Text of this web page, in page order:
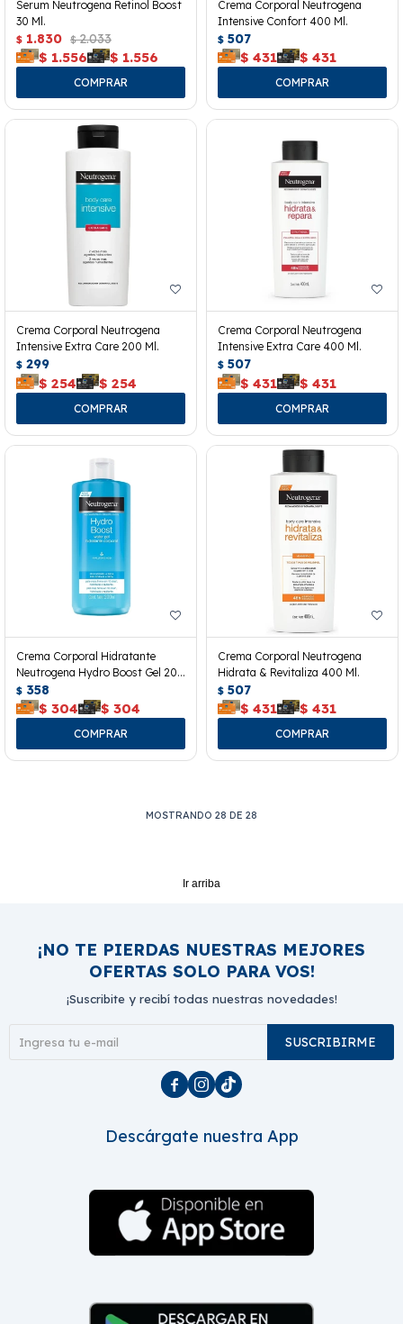
Serum Neutrogena Retinol Boost
30 Ml.
$ 1.830 $ 2.033
$ 1.556 $ 1.556
Crema Corporal Neutrogena
Intensive Confort 400 Ml.
$ 507
$ 431 $ 431
Crema Corporal Neutrogena
Intensive Extra Care 200 Ml.
$ 299
$ 254 $ 254
Crema Corporal Neutrogena
Intensive Extra Care 400 Ml.
$ 507
$ 431 $ 431
Crema Corporal Hidratante
Neutrogena Hydro Boost Gel 200
Ml.
$ 358
$ 304 $ 304
Crema Corporal Neutrogena
Hidrata & Revitaliza 400 Ml.
$ 507
$ 431 $ 431
MOSTRANDO 28 DE 28
Ir arriba
¡NO TE PIERDAS NUESTRAS MEJORES
OFERTAS SOLO PARA VOS!
¡Suscribite y recibí todas nuestras novedades!
SUSCRIBIRME
  
Descárgate nuestra App